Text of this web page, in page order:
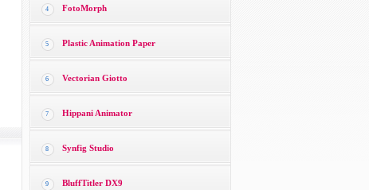
4 FotoMorph
5 Plastic Animation Paper
6 Vectorian Giotto
7 Hippani Animator
8 Synfig Studio
9 BluffTitler DX9